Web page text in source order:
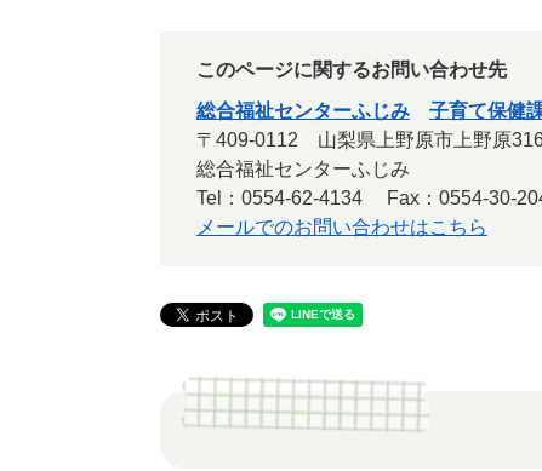
このページに関するお問い合わせ先
総合福祉センターふじみ
子育て保健
〒409-0112 山梨県上野原市上野原
総合福祉センターふじみ
Tel：0554-62-4134
Fax：0554-30-
メールでのお問い合わせはこちら